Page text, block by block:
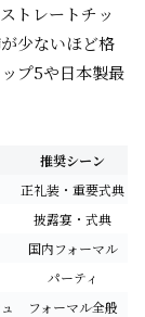
トレートチッ
少ないほど格
プ5や日本製最
推奨シーン
正礼装・重要式典
披露宴・式典
国内フォーマル
パーティ
フォーマル全般